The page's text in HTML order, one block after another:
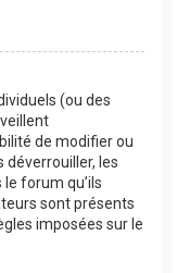
(ou des
de modifier ou
déverrouiller, les
forum qu’ils
sont présents
imposées sur le